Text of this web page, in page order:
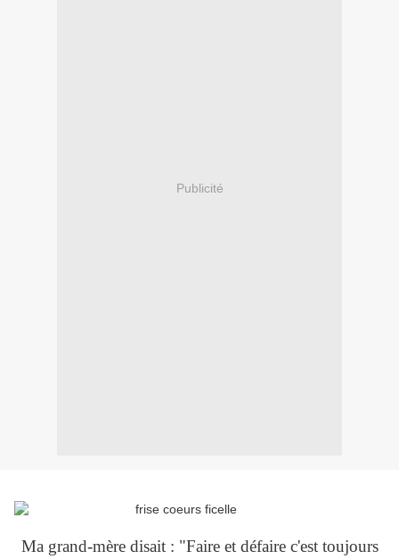
Publicité
Ma grand-mère disait : "Faire et défaire c'est toujours